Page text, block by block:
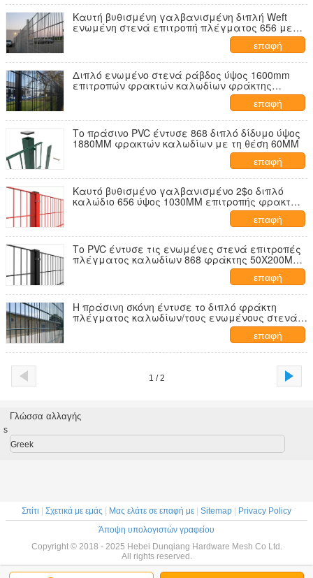
Καυτή βυθισμένη γαλβανισμένη διπλή Weft
ενωμένη στενά επιτροπή πλέγματος 656 με
επαφή
Διπλό ενωμένο στενά ράβδος ύψος 1600mm
επιτροπών φρακτών καλωδίων φράκτης
πλέγματος καλωδίων μετάλλων
επαφή
Το πράσινο PVC έντυσε 868 διπλό δίδυμο ύψος
1880MM φρακτών καλωδίων με τη θέση 60MM
επαφή
Καυτό βυθισμένο γαλβανισμένο 2$ο διπλό
καλώδιο 656 ύψος 1030MM επιτροπής φρακτών
επαφή
Το PVC έντυσε τις ενωμένες στενά επιτροπές
πλέγματος καλωδίων 868 φράκτης 50X200MM
επαφή
Η πράσινη σκόνη έντυσε το διπλό φράκτη
πλέγματος καλωδίων/τους ενωμένους στενά
ΚΚ επιτροπών πλέγματος καλωδίων 200 X 50
επαφή
1 / 2
Γλώσσα αλλαγής
s
Greek
Σπίτι Σχετικά με εμάς Μας ελάτε σε επαφή με Sitemap
Privacy Policy
Άποψη υπολογιστών γραφείου
Copyright © 2018 - 2025 Hebei Dunqiang Hardware Mesh Co Ltd.
All rights reserved.